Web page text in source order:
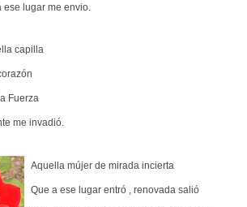
ese lugar me envio.
capilla
Fuerza
me invadió.
Aquella mújer de mirada incierta
Que a ese lugar entró , renovada salió